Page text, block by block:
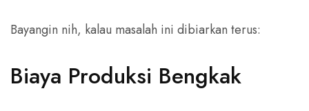
Bayangin nih, kalau masalah ini dibiarkan terus:
Biaya Produksi Bengkak